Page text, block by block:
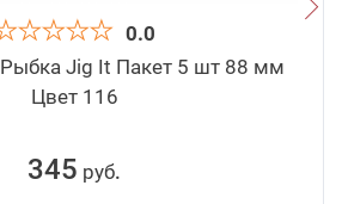
0.0
Jig It Пакет 5 шт 88 мм
Цвет 116
345 руб.